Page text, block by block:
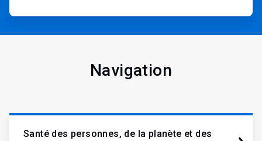
Navigation
Santé des personnes, de la planète et des